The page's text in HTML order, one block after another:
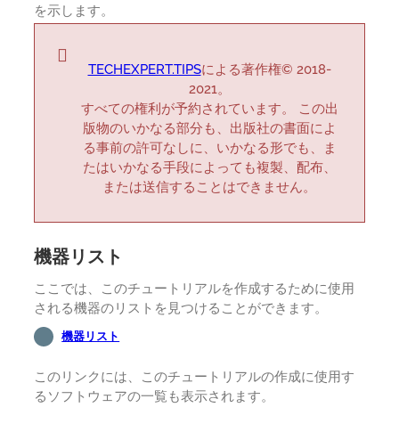
を示します。
TECHEXPERT.TIPSによる著作権© 2018-
2021。
すべての権利が予約されています。 この出
版物のいかなる部分も、出版社の書面によ
る事前の許可なしに、いかなる形でも、ま
たはいかなる手段によっても複製、配布、
または送信することはできません。
機器リスト
ここでは、このチュートリアルを作成するために使用
される機器のリストを見つけることができます。
機器リスト
このリンクには、このチュートリアルの作成に使用す
るソフトウェアの一覧も表示されます。